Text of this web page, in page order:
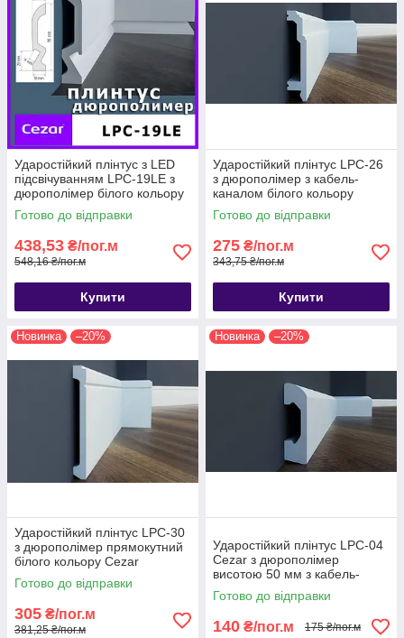
Ударостійкий плінтус з LED
підсвічуванням LPC-19LE з
дюрополімер білого кольору
Cezar висотою 98 мм
.Плінтус c
Готово до відправки
438,53 ₴/пог.м
548,16 ₴/пог.м
Купити
Ударостійкий плінтус LPC-26
з дюрополімер з кабель-
каналом білого кольору
Cezar висотою 103мм
.Плінтус цезар
Готово до відправки
275 ₴/пог.м
343,75 ₴/пог.м
Купити
Новинка –20%
Ударостійкий плінтус LPC-30
з дюрополімер прямокутний
білого кольору Cezar
висотою 138мм
Готово до відправки
305 ₴/пог.м
381,25 ₴/пог.м
Новинка –20%
Ударостійкий плінтус LPC-04
Cezar з дюрополімер
висотою 50 мм з кабель-
каналом. Плінтус цезар
Готово до відправки
140 ₴/пог.м 175 ₴/пог.м